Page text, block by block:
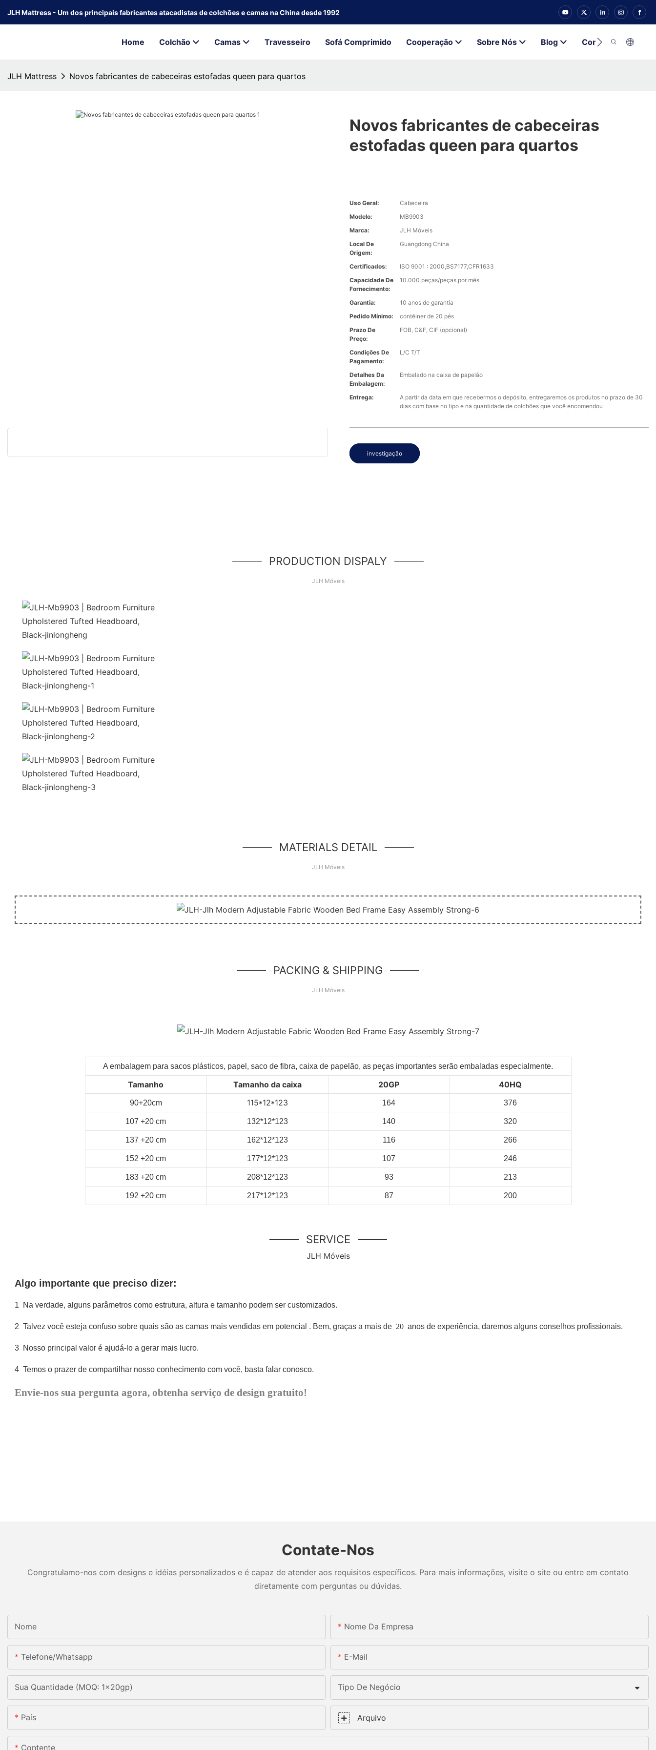
JLH Mattress - Um dos principais fabricantes atacadistas de colchões e camas na China desde 1992
Home Colchão Camas Travesseiro Sofá Comprimido Cooperação Sobre Nós Blog Contato
JLH Mattress Novos fabricantes de cabeceiras estofadas queen para quartos
Novos fabricantes de cabeceiras
estofadas queen para quartos
Uso Geral:
Cabeceira
Modelo:
MB9903
Marca:
JLH Móveis
Local De
Origem:
Guangdong China
Certificados:
ISO 9001 : 2000,BS7177,CFR1633
Capacidade De
Fornecimento:
10.000 peças/peças por mês
Garantia:
10 anos de garantia
Pedido Mínimo:
contêiner de 20 pés
Prazo De
Preço:
FOB, C&F, CIF (opcional)
Condições De
Pagamento:
L/C T/T
Detalhes Da
Embalagem:
Embalado na caixa de papelão
Entrega:
A partir da data em que recebermos o depósito, entregaremos os produtos no prazo de 30
dias com base no tipo e na quantidade de colchões que você encomendou
investigação
PRODUCTION DISPALY
JLH Móveis
MATERIALS DETAIL
JLH Móveis
PACKING & SHIPPING
JLH Móveis
A embalagem para sacos plásticos, papel, saco de fibra, caixa de papelão, as peças importantes serão embaladas especialmente.
Tamanho Tamanho da caixa 20GP 40HQ
90+20cm 115*12*123 164 376
107 +20 cm 132*12*123 140 320
137 +20 cm 162*12*123 116 266
152 +20 cm 177*12*123 107 246
183 +20 cm 208*12*123 93 213
192 +20 cm 217*12*123 87 200
SERVICE
JLH Móveis
Algo importante que preciso dizer:
1 Na verdade, alguns parâmetros como estrutura, altura e tamanho podem ser customizados.
2 Talvez você esteja confuso sobre quais são as camas mais vendidas em potencial . Bem, graças a mais de 20 anos de experiência, daremos alguns conselhos profissionais.
3 Nosso principal valor é ajudá-lo a gerar mais lucro.
4 Temos o prazer de compartilhar nosso conhecimento com você, basta falar conosco.
Envie-nos sua pergunta agora, obtenha serviço de design gratuito!
Contate-Nos
Congratulamo-nos com designs e idéias personalizados e é capaz de atender aos requisitos específicos. Para mais informações, visite o site ou entre em contato
diretamente com perguntas ou dúvidas.
Nome Nome Da Empresa
Telefone/whatsapp E-Mail
Sua Quantidade (MOQ: 1x20gp) Tipo De Negócio
País Arquivo
Contente